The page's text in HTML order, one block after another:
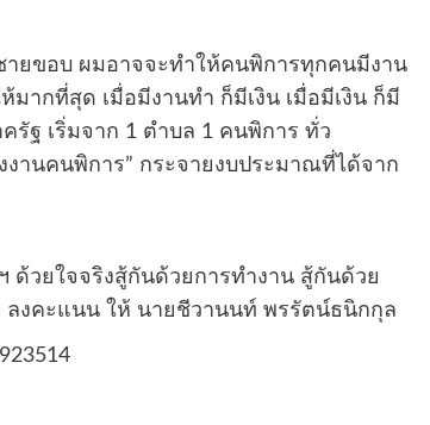
ยขอบ ผมอาจจะทำให้คนพิการทุกคนมีงาน
ากที่สุด เมื่อมีงานทำ ก็มีเงิน เมื่อมีเงิน ก็มี
ฐ เริ่มจาก 1 ตำบล 1 คนพิการ ทั่ว
งานคนพิการ” กระจายงบประมาณที่ได้จาก
ด้วยใจจริงสู้กันด้วยการทำงาน สู้กันด้วย
ลงคะแนน ให้ นายชีวานนท์ พรรัตน์ธนิกกุล